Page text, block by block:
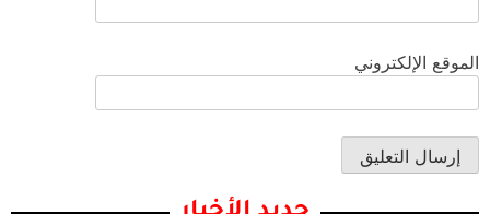
الموقع الإلكتروني